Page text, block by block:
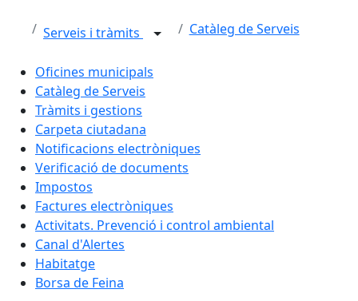
Serveis i tràmits Catàleg de Serveis
Oficines municipals
Catàleg de Serveis
Tràmits i gestions
Carpeta ciutadana
Notificacions electròniques
Verificació de documents
Impostos
Factures electròniques
Activitats. Prevenció i control ambiental
Canal d'Alertes
Habitatge
Borsa de Feina